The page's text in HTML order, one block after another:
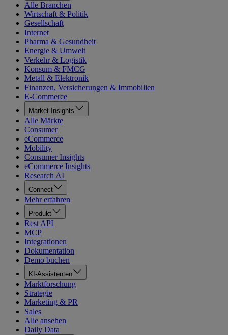
Alle Branchen
Wirtschaft & Politik
Gesellschaft
Internet
Pharma & Gesundheit
Energie & Umwelt
Verkehr & Logistik
Konsum & FMCG
Metall & Elektronik
Finanzen, Versicherungen & Immobilien
E-Commerce
Market Insights
Alle Märkte
Consumer
eCommerce
Mobility
Consumer Insights
eCommerce Insights
Research AI
Connect
Mehr erfahren
Produkt
Rest API
MCP
Integrationen
Dokumentation
Demo buchen
KI-Assistenten
Marktforschung
Strategie
Marketing & PR
Sales
Alle ansehen
Daily Data